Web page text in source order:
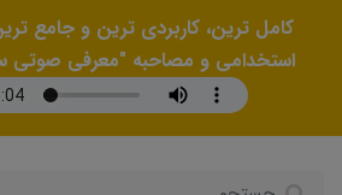
کامل ترین، کاربردی ترین و جامع
استخدامی و مصاحبه "معرفی صوتی